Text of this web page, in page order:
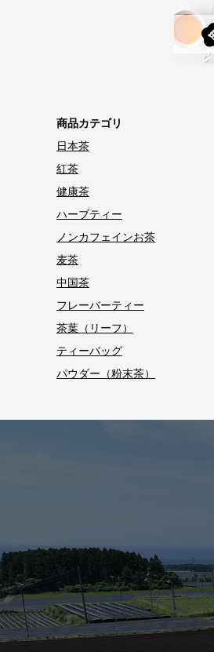
商品カテゴリ
日本茶
紅茶
健康茶
ハーブティー
ノンカフェインお茶
麦茶
中国茶
フレーバーティー
茶葉（リーフ）
ティーバッグ
パウダー（粉末茶）